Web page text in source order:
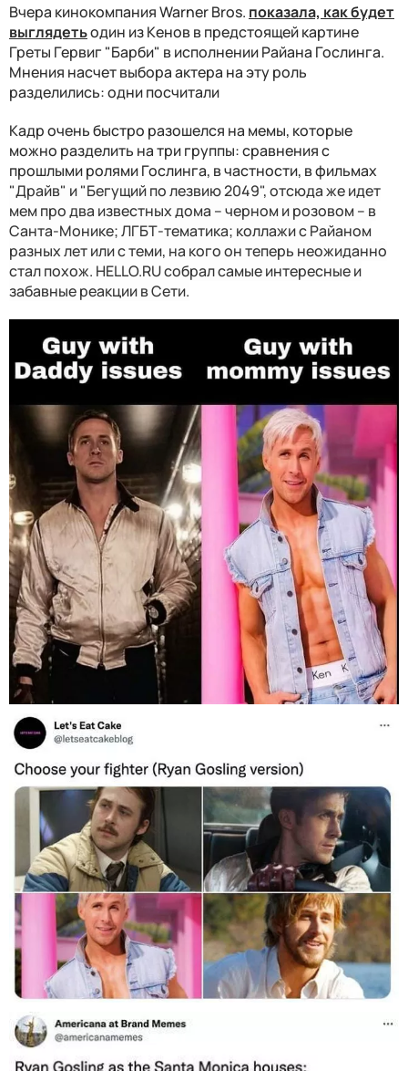
Вчера кинокомпания Warner Bros. показала, как будет
выглядетьодин из Кенов в предстоящей картине
Греты Гервиг "Барби" в исполнении Райана Гослинга.
Мнения насчет выбора актера на эту роль
разделились: одни посчитали
Кадр очень быстро разошелся на мемы, которые
можно разделить на три группы: сравнения с
прошлыми ролями Гослинга, в частности, в фильмах
"Драйв" и "Бегущий по лезвию 2049", отсюда же идет
мем про два известных дома – черном и розовом – в
Санта-Монике; ЛГБТ-тематика; коллажи с Райаном
разных лет или с теми, на кого он теперь неожиданно
стал похож. HELLO.RU собрал самые интересные и
забавные реакции в Сети.